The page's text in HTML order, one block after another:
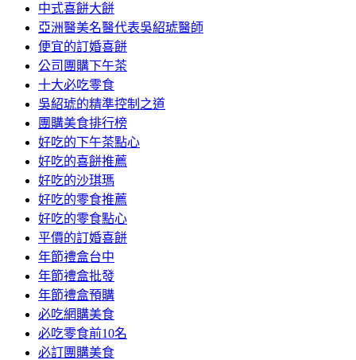
內
容
中式喜餅大餅
亞洲醫美名醫代表吳紹琥醫師
便宜的訂婚喜餅
公司團購下午茶
十大必吃零食
吳紹琥的精準控制之道
團購美食排行榜
好吃的下午茶點心
好吃的喜餅推薦
好吃的沙琪瑪
好吃的零食推薦
好吃的零食點心
平價的訂婚喜餅
年節禮盒台中
年節禮盒批發
年節禮盒預購
必吃網購美食
必吃零食前10名
必訂團購美食